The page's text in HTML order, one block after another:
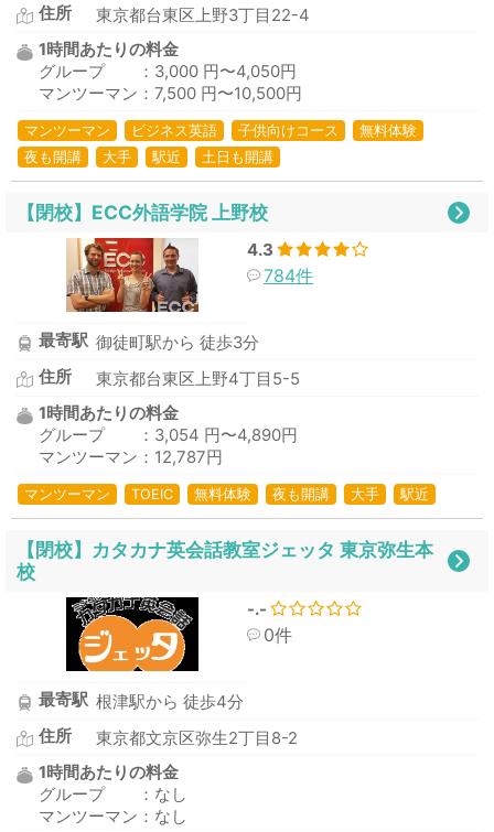
住所
東京都台東区上野3丁目22-4
1時間あたりの料金
グループ ：3,000 円〜4,050円
マンツーマン：7,500 円〜10,500円
マンツーマン ビジネス英語 子供向けコース
無料体験
夜も開講
大手 駅近 土日も開講
【閉校】ECC外語学院 上野校
4.3
784件
最寄駅 御徒町駅から 徒歩3分
住所
東京都台東区上野4丁目5-5
1時間あたりの料金
グループ ：3,054 円〜4,890円
マンツーマン：12,787円
マンツーマン TOEIC 無料体験 夜も開講 大手 駅近
【閉校】カタカナ英会話教室ジェッタ 東京弥生本
校
-.-
0件
最寄駅 根津駅から 徒歩4分
住所
東京都文京区弥生2丁目8-2
1時間あたりの料金
グループ ：なし
マンツーマン：なし